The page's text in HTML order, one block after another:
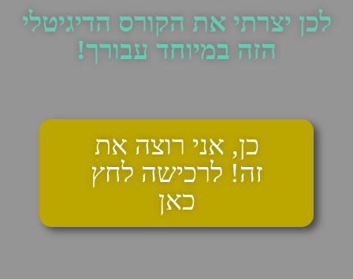
לכן יצרתי את הקורס הדיגיטלי
הזה במיוחד עבורך!
כן, אני רוצה את
זה! לרכישה לחץ
כאן